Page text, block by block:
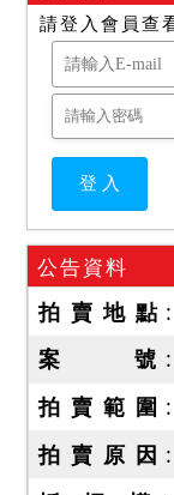
請登入會員查
公告資料
拍 賣 地 點
案 號
拍 賣 範 圍
拍 賣 原 因